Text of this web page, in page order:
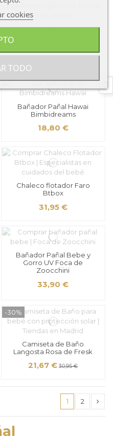
Conjunto Bañador y Gorra
33,20 €
Bañador Pañal Hawai
Bimbidreams
18,80 €
Chaleco flotador Faro
Btbox
31,95 €
Bañador Pañal Bebe y
Gorro UV Foca de
Zoocchini
33,90 €
-30%
Camiseta de Baño
Langosta Rosa de Fresk
21,67 € 30,95 €
1 2
cookies
TODO